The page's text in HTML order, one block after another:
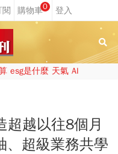
0
esg是什麼 天氣 AI
超越以往8個月
、超級業務共學